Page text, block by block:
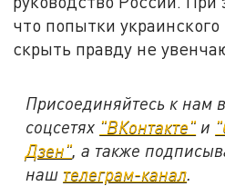
что попытки
скрыть правду не
Присоединяйтесь к нам в
соцсетях "ВКонтакте" и
Дзен", а также
наш телеграм-канал.